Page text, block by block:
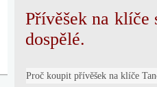
Přívěšek na klíče
dospělé.
Proč koupit přívěšek na klíče